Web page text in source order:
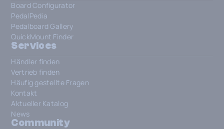
Board Configurator
PedalPedia
Pedalboard Gallery
QuickMount Finder
Services
Händler finden
Vertrieb finden
Häufig gestellte Fragen
Kontakt
Aktueller Katalog
News
Community